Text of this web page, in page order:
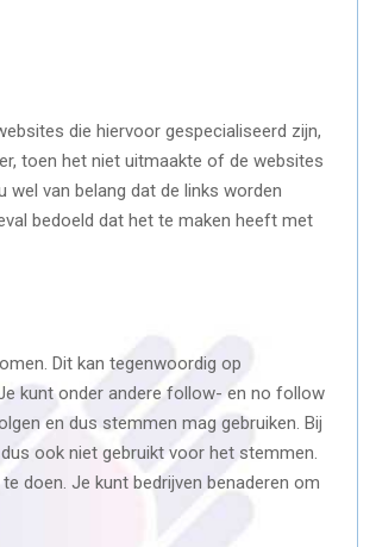
die hiervoor gespecialiseerd zijn,
toen het niet uitmaakte of de websites
wel van belang dat de links worden
bedoeld dat het te maken heeft met
Dit kan tegenwoordig op
kunt onder andere follow- en no follow
en dus stemmen mag gebruiken. Bij
ook niet gebruikt voor het stemmen.
doen. Je kunt bedrijven benaderen om